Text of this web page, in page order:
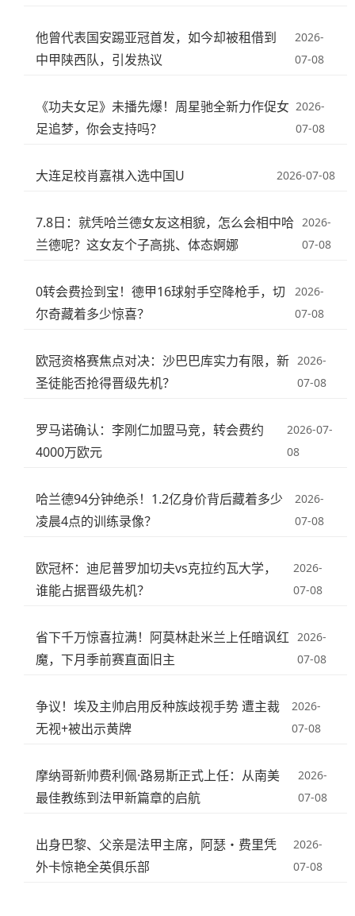
他曾代表国安踢亚冠首发，如今却被租借到
中甲陕西队，引发热议
2026-
07-08
《功夫女足》未播先爆！周星驰全新力作促女
足追梦，你会支持吗？
2026-
07-08
大连足校肖嘉祺入选中国U 2026-07-08
7.8日：就凭哈兰德女友这相貌，怎么会相中哈
兰德呢？这女友个子高挑、体态婀娜
2026-
07-08
0转会费捡到宝！德甲16球射手空降枪手，切
尔奇藏着多少惊喜？
2026-
07-08
欧冠资格赛焦点对决：沙巴巴库实力有限，新
圣徒能否抢得晋级先机？
2026-
07-08
罗马诺确认：李刚仁加盟马竞，转会费约
4000万欧元
2026-07-
08
哈兰德94分钟绝杀！1.2亿身价背后藏着多少
凌晨4点的训练录像？
2026-
07-08
欧冠杯：迪尼普罗加切夫vs克拉约瓦大学，
谁能占据晋级先机？
2026-
07-08
省下千万惊喜拉满！阿莫林赴米兰上任暗讽红
魔，下月季前赛直面旧主
2026-
07-08
争议！埃及主帅启用反种族歧视手势 遭主裁
无视+被出示黄牌
2026-
07-08
摩纳哥新帅费利佩·路易斯正式上任：从南美
最佳教练到法甲新篇章的启航
2026-
07-08
出身巴黎、父亲是法甲主席，阿瑟・费里凭
外卡惊艳全英俱乐部
2026-
07-08